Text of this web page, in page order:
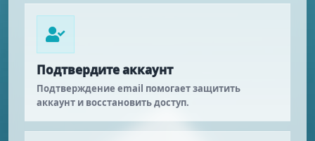
Подтвердите аккаунт
Подтверждение email помогает защитить
аккаунт и восстановить доступ.